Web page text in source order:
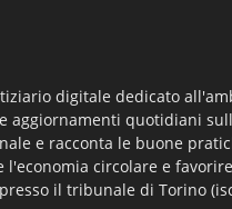
digitale dedicato
aggiornamenti quotidiani
e racconta le buone
circolare e
il tribunale di Torino